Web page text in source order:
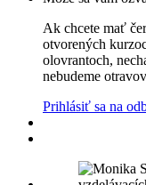
Ak chcete mať
otvorených
olovrantoch,
nebudeme
Prihlásiť sa na